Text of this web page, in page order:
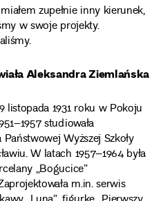
zupełnie inny kierunek,
w swoje projekty.
Aleksandra Ziemlańska
listopada 1931 roku w Pokoju
studiowała
Wyższej Szkoły
W latach 1957–1964 była
„Bogucice”
m.in. serwis